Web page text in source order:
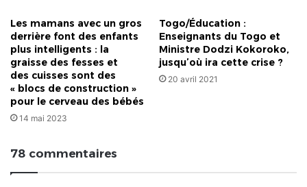
Les mamans avec un gros
derrière font des enfants
plus intelligents : la
graisse des fesses et
des cuisses sont des
« blocs de construction »
pour le cerveau des bébés
14 mai 2023
Togo/Éducation :
Enseignants du Togo et
Ministre Dodzi Kokoroko,
jusqu’où ira cette crise ?
20 avril 2021
78 commentaires